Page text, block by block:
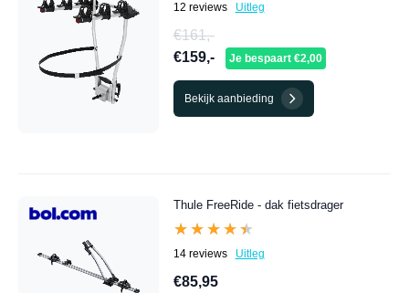
12 reviews Uitleg
€161,-
€159,-
Je bespaart €2,00
Bekijk aanbieding
Thule FreeRide - dak fietsdrager
★★★★★
★★★★★
14 reviews Uitleg
€85,95